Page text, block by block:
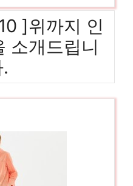
]위까지 인
소개드립니